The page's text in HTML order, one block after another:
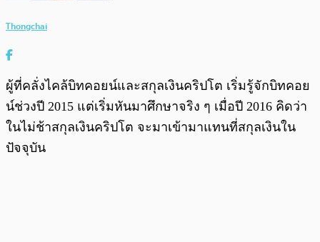
Thongchai
ผู้ที่คลั่งไคล้บิทคอยน์และสกุลเงินคริปโต เริ่มรู้จักบิทคอย
น์ช่วงปี 2015 แต่เริ่มหันมาศึกษาจริง ๆ เมื่อปี 2016 คิดว่า
ในไม่ช้าสกุลเงินคริปโต จะมาเข้ามาแทนที่สกุลเงินใน
ปัจจุบัน